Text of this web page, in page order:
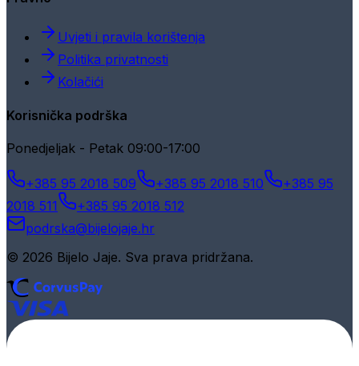
Uvjeti i pravila korištenja
Politika privatnosti
Kolačići
Korisnička podrška
Ponedjeljak - Petak 09:00-17:00
+385 95 2018 509 +385 95 2018 510
+385 95
2018 511
+385 95 2018 512
podrska@bijelojaje.hr
© 2026 Bijelo Jaje. Sva prava pridržana.